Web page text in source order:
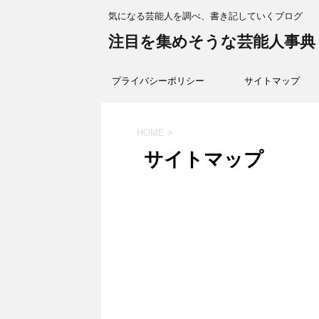
気になる芸能人を調べ、書き記していくブログ
注目を集めそうな芸能人事典
プライバシーポリシー サイトマップ
HOME >
サイトマップ